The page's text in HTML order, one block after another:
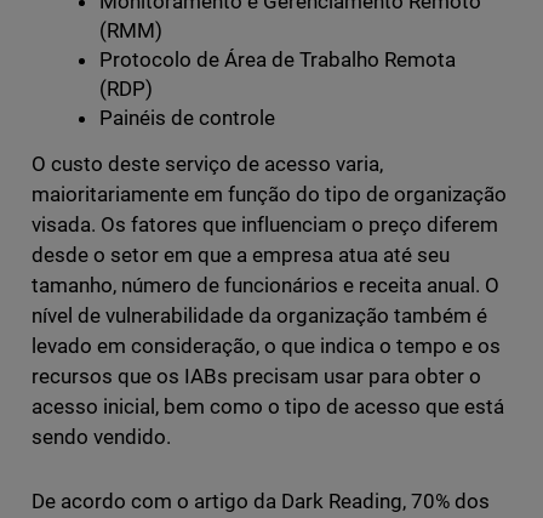
(RMM)
Protocolo de Área de Trabalho Remota
(RDP)
Painéis de controle
O custo deste serviço de acesso varia,
maioritariamente em função do tipo de organização
visada. Os fatores que influenciam o preço diferem
desde o setor em que a empresa atua até seu
tamanho, número de funcionários e receita anual. O
nível de vulnerabilidade da organização também é
levado em consideração, o que indica o tempo e os
recursos que os IABs precisam usar para obter o
acesso inicial, bem como o tipo de acesso que está
sendo vendido.
De acordo com o artigo da Dark Reading, 70% dos